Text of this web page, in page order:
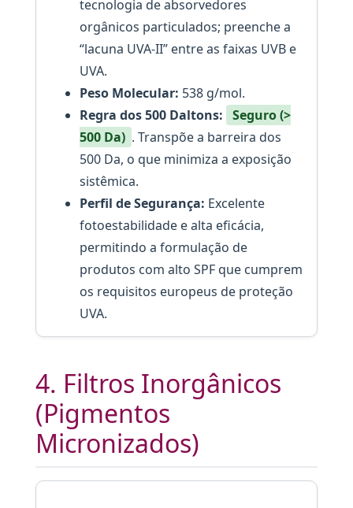
tecnologia de absorvedores
orgânicos particulados; preenche a
“lacuna UVA-II” entre as faixas UVB e
UVA.
Peso Molecular: 538 g/mol.
Regra dos 500 Daltons: Seguro (>
500 Da) . Transpõe a barreira dos
500 Da, o que minimiza a exposição
sistêmica.
Perfil de Segurança: Excelente
fotoestabilidade e alta eficácia,
permitindo a formulação de
produtos com alto SPF que cumprem
os requisitos europeus de proteção
UVA.
4. Filtros Inorgânicos
(Pigmentos
Micronizados)